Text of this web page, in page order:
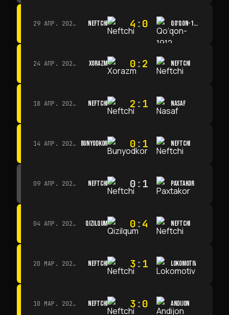
29 АПР. 2026 Г. · 14:00 NEFTCHI 4 :0 QO‘QON-1912
24 АПР. 2026 Г. · 14:00 XORAZM 0:2 NEFTCHI
18 АПР. 2026 Г. · 13:00 NEFTCHI 2 : 1 NASAF
14 АПР. 2026 Г. · 15:15 BUNYODKOR 0: 1 NEFTCHI
09 АПР. 2026 Г. · 14:00 NEFTCHI 0: 1 PAXTAKOR
04 АПР. 2026 Г. · 13:00 QIZILQUM 0:4 NEFTCHI
20 МАР. 2026 Г. · 11:00 NEFTCHI 3: 1 LOKOMOTIV
10 МАР. 2026 Г. · 14:00 NEFTCHI 3:0 ANDIJON